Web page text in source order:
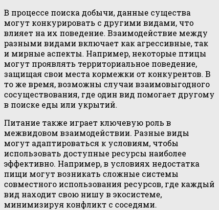
В процессе поиска добычи, данные существа
могут конкурировать с другими видами, что
влияет на их поведение. Взаимодействие между
разными видами включает как агрессивные, так
и мирные аспекты. Например, некоторые птицы
могут проявлять территориальное поведение,
защищая свои места кормежки от конкурентов. В
то же время, возможны случаи взаимовыгодного
сосуществования, где один вид помогает другому
в поиске еды или укрытий.
Питание также играет ключевую роль в
межвидовом взаимодействии. Разные виды
могут адаптироваться к условиям, чтобы
использовать доступные ресурсы наиболее
эффективно. Например, в условиях недостатка
пищи могут возникать сложные системы
совместного использования ресурсов, где каждый
вид находит свою нишу в экосистеме,
минимизируя конфликт с соседями.